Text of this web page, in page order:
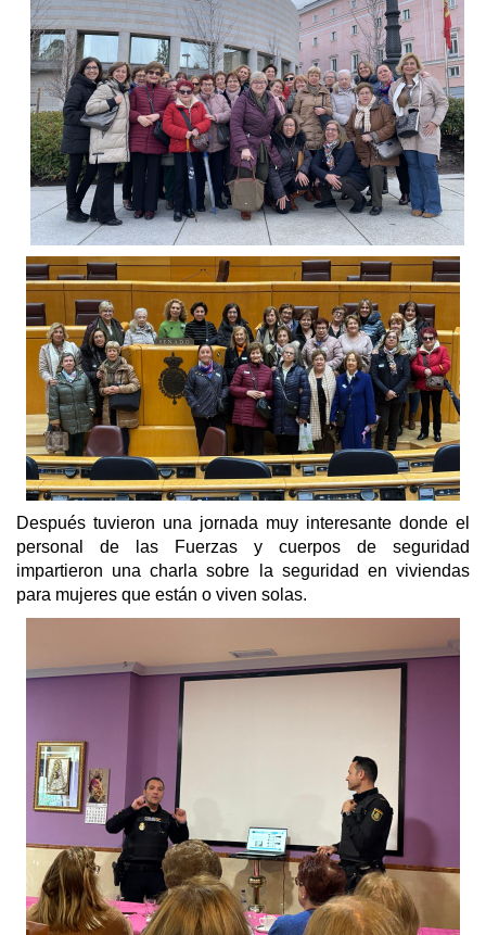
Después tuvieron una jornada muy interesante donde el
personal de las Fuerzas y cuerpos de seguridad
impartieron una charla sobre la seguridad en viviendas
para mujeres que están o viven solas.